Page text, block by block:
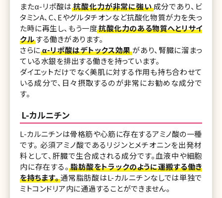
またα-リポ酸は抗酸化力が非常に強い成分であり、ビ
タミンA、C、Eやグルタチオンなど抗酸化物質が力を失っ
た時に再生し、もう一度抗酸化力のある物質へとリサイ
クルする働きがあります。
さらにα-リポ酸はデトックス効果があり、腎臓に溜まっ
ている水銀を排出する働きを持っています。
ダイエットだけでなく美肌に対する作用も持ち合わせて
いる成分で、日々摂取するのが非常にお勧めな成分で
す。
L-カルニチン
L-カルニチンは骨格筋や心筋に存在するアミノ酸の一種
です。 必須アミノ酸であるリジンとメチオニンを出発材
料として、肝臓で生合成される成分です。血液中や細胞
内に存在する。脂肪酸をトラックのように運搬する働き
を持ちます。通常脂肪酸はL-カルニチンなしでは単独で
ミトコンドリア内に通過することができません。